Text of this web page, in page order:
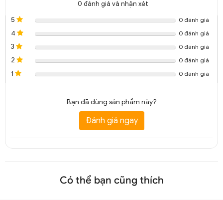
0 đánh giá và nhận xét
5
0 đánh giá
4 0 đánh giá
3 0 đánh giá
2 0 đánh giá
1 0 đánh giá
Bạn đã dùng sản phẩm này?
Đánh giá ngay
Có thể bạn cũng thích